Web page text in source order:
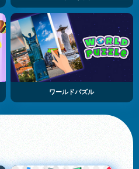
ワールドパズル